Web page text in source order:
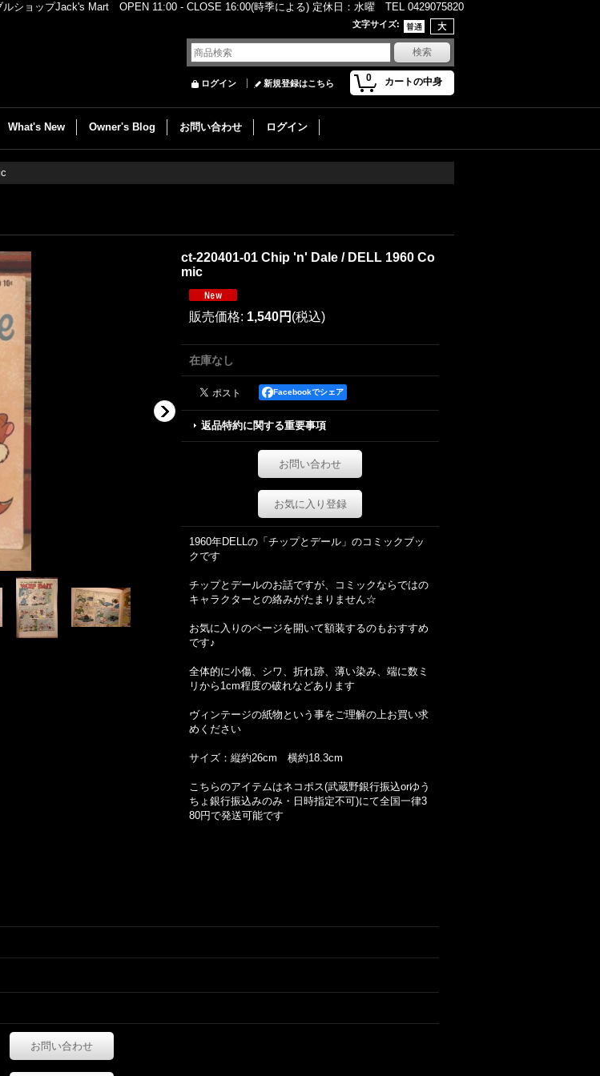
ショップJack's Mart OPEN 11:00 - CLOSE 16:00(時季による) 定休日：水曜 TEL 0429075820
文字サイズ:
0 カートの中身
ログイン 新規登録はこちら
What's New Owner's Blog お問い合わせ ログイン
ct-220401-01 Chip 'n' Dale / DELL 1960 Co
mic
販売価格: 1,540円 (税込)
在庫なし
Facebookでシェア
返品特約に関する重要事項
お問い合わせ
お気に入り登録
1960年DELLの「チップとデール」のコミックブッ
クです
チップとデールのお話ですが、コミックならではの
キャラクターとの絡みがたまりません☆
お気に入りのページを開いて額装するのもおすすめ
です♪
全体的に小傷、シワ、折れ跡、薄い染み、端に数ミ
リから1cm程度の破れなどあります
ヴィンテージの紙物という事をご理解の上お買い求
めください
サイズ：縦約26cm 横約18.3cm
こちらのアイテムはネコポス(武蔵野銀行振込orゆう
ちょ銀行振込みのみ・日時指定不可)にて全国一律3
80円で発送可能です
お問い合わせ